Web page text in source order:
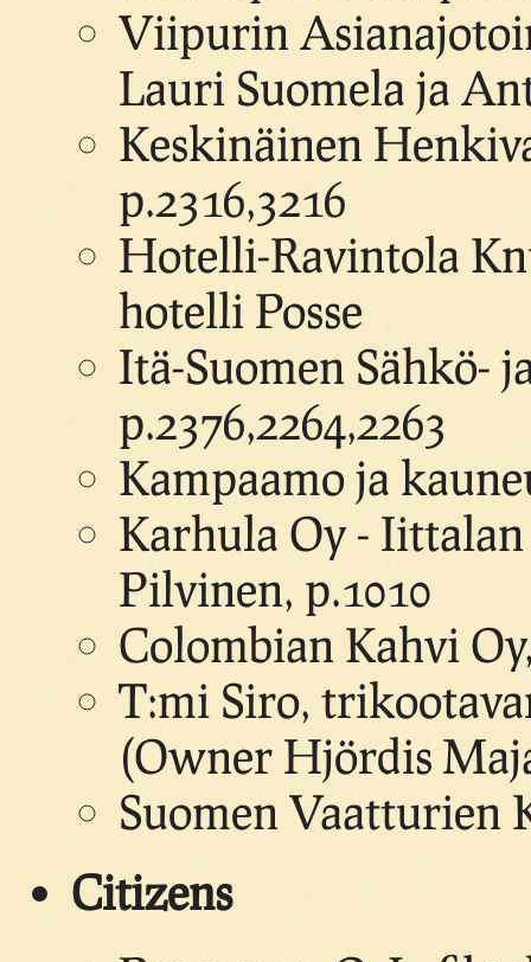
Viipurin
Lauri Suomela ja
Keskinäinen
p.2316,3216
Hotelli-Ravintola
hotelli Posse
Itä-Suomen Sähkö-
p.2376,2264,2263
Kampaamo ja
Karhula Oy - Iittalan
Pilvinen, p.1010
Colombian Kahvi
T:mi Siro,
(Owner Hjördis
Suomen Vaatturien
Citizens